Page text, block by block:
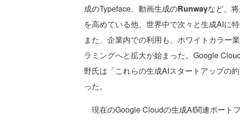
成のTypeface、動画生成のRunwayなど、
を高めている他、世界中で次々と生成AIに
また、企業内での利用も、ホワイトカラー
ラミングへと拡大が始まった。Google
野氏は「これらの生成AIスタートアップの
った。
現在のGoogle Cloudの生成AI関連ポート